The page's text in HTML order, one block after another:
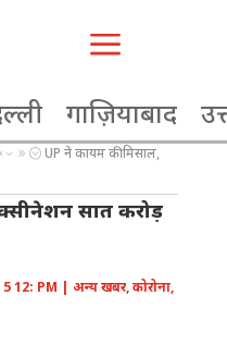
a
गाज़ियाबाद
UP ने कायम की मिसाल,
सात करोड़
12: PM | अन्य खबर,कोरोना,